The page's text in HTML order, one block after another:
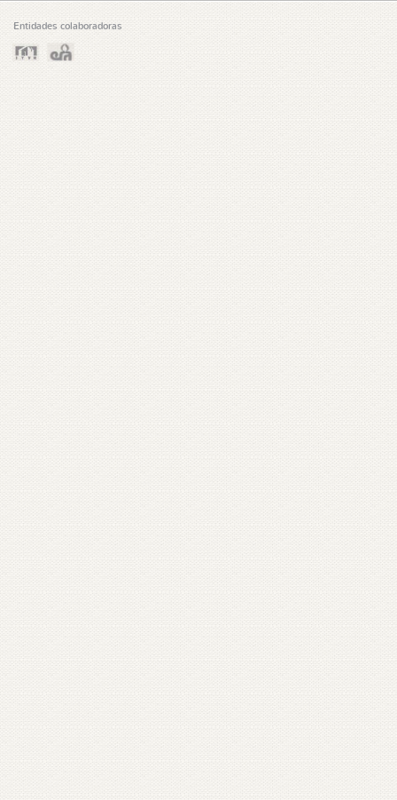
Entidades colaboradoras